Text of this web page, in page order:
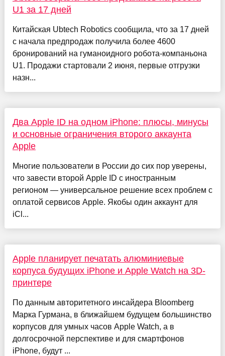
U1 за 17 дней
Китайская Ubtech Robotics сообщила, что за 17 дней
с начала предпродаж получила более 4600
бронирований на гуманоидного робота-компаньона
U1. Продажи стартовали 2 июня, первые отгрузки
назн...
Два Apple ID на одном iPhone: плюсы, минусы
и основные ограничения второго аккаунта
Apple
Многие пользователи в России до сих пор уверены,
что завести второй Apple ID с иностранным
регионом — универсальное решение всех проблем с
оплатой сервисов Apple. Якобы один аккаунт для
iCl...
Apple планирует печатать алюминиевые
корпуса будущих iPhone и Apple Watch на 3D-
принтере
По данным авторитетного инсайдера Bloomberg
Марка Гурмана, в ближайшем будущем большинство
корпусов для умных часов Apple Watch, а в
долгосрочной перспективе и для смартфонов
iPhone, будут ...